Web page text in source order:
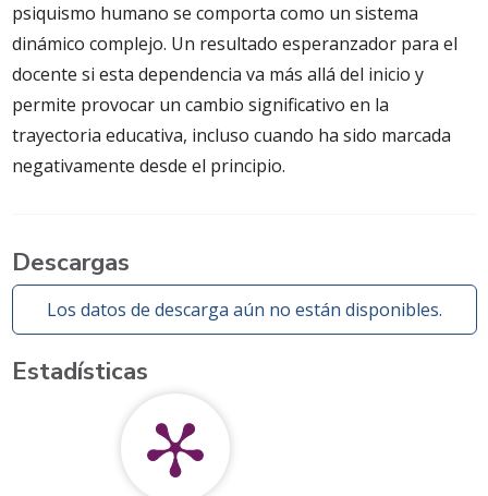
psiquismo humano se comporta como un sistema
dinámico complejo. Un resultado esperanzador para el
docente si esta dependencia va más allá del inicio y
permite provocar un cambio significativo en la
trayectoria educativa, incluso cuando ha sido marcada
negativamente desde el principio.
Descargas
Los datos de descarga aún no están disponibles.
Estadísticas